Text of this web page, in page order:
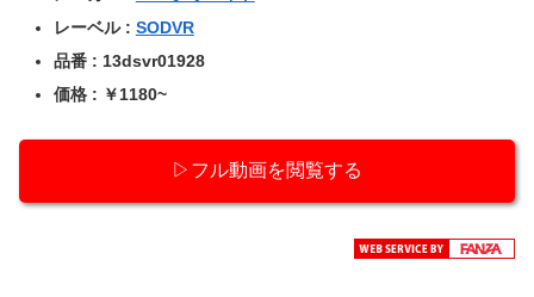
レーベル : SODVR
品番 : 13dsvr01928
価格 : ￥1180~
▷フル動画を閲覧する